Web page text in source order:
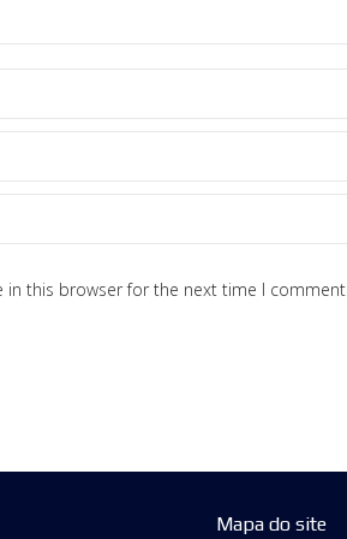
in this browser for the next time I comment.
Mapa do site